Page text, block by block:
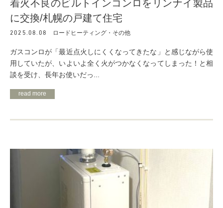
着火不良のビルトインコンロをリンナイ製品
に交換/札幌の戸建て住宅
2025.08.08 ロードヒーティング・その他
ガスコンロが「最近点火しにくくなってきたな」と感じながら使
用していたが、いよいよ全く火がつかなくなってしまった！と相
談を受け、長年お使いだっ...
read more